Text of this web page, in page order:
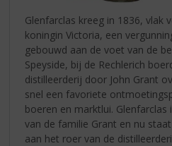
Glenfarclas kreeg in 1836, vlak
koningin Victoria, een
gebouwd aan de voet van de
Speyside, bij de Rechlerich
distilleerderij door John Grant
snel een favoriete
boeren en marktlui.
van de familie Grant en nu
aan het roer van de